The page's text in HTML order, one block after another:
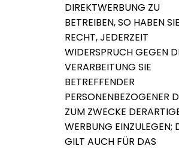
DIREKTWERBUNG ZU
BETREIBEN, SO HABEN
RECHT, JEDERZEIT
WIDERSPRUCH GEGEN
VERARBEITUNG SIE
BETREFFENDER
PERSONENBEZOGENER
ZUM ZWECKE
WERBUNG EINZULEGEN;
GILT AUCH FÜR DAS